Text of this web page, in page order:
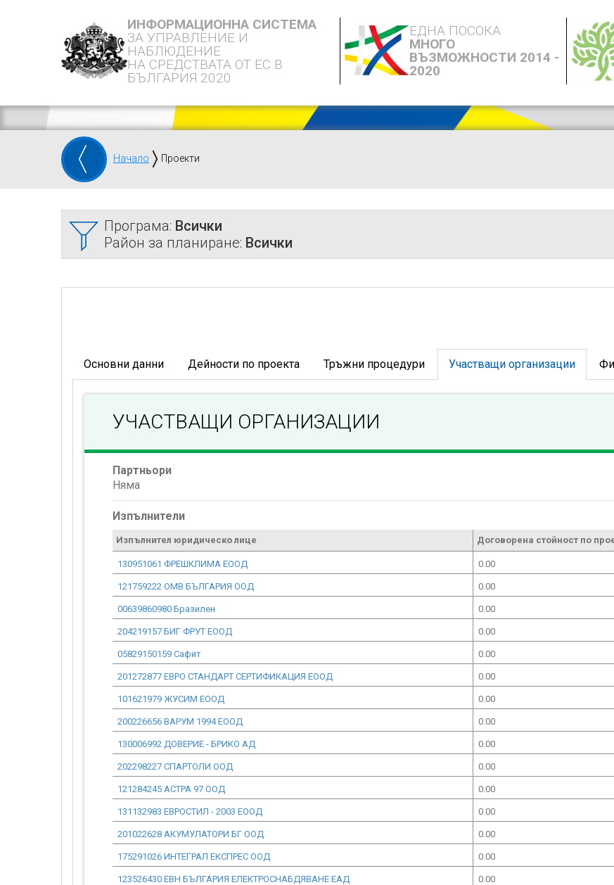
ИНФОРМАЦИОННА СИСТЕМА
ЗА УПРАВЛЕНИЕ И
НАБЛЮДЕНИЕ
НА СРЕДСТВАТА ОТ ЕС В
БЪЛГАРИЯ 2020
ЕДНА ПОСОКА
МНОГО
ВЪЗМОЖНОСТИ 2014 -
2020
Начало Проекти
Програма: Всички
Район за планиране: Всички
Основни данни Дейности по проекта Тръжни процедури Участващи организации
УЧАСТВАЩИ ОРГАНИЗАЦИИ
Партньори
Няма
Изпълнители
Изпълнител юридическо лице Договорена стойност по
130951061 ФРЕШКЛИМА ЕООД 0.00
121759222 ОМВ БЪЛГАРИЯ ООД 0.00
00639860980 Бразилен 0.00
204219157 БИГ ФРУТ ЕООД 0.00
05829150159 Сафит 0.00
201272877 ЕВРО СТАНДАРТ СЕРТИФИКАЦИЯ ЕООД 0.00
101621979 ЖУСИМ ЕООД 0.00
200226656 ВАРУМ 1994 ЕООД 0.00
130006992 ДОВЕРИЕ - БРИКО АД 0.00
202298227 СПАРТОЛИ ООД 0.00
121284245 АСТРА 97 ООД 0.00
131132983 ЕВРОСТИЛ - 2003 ЕООД 0.00
201022628 АКУМУЛАТОРИ БГ ООД 0.00
175291026 ИНТЕГРАЛ ЕКСПРЕС ООД 0.00
123526430 ЕВН БЪЛГАРИЯ ЕЛЕКТРОСНАБДЯВАНЕ ЕАД 0.00